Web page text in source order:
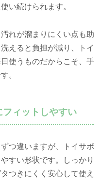
い続けられます。
れが溜まりにくい点も助
えると負担が減り、トイ
使うものだからこそ、手
。
ィットしやすい
つ違いますが、トイサポ
すい形状です。しっかり
つきにくく安心して使え